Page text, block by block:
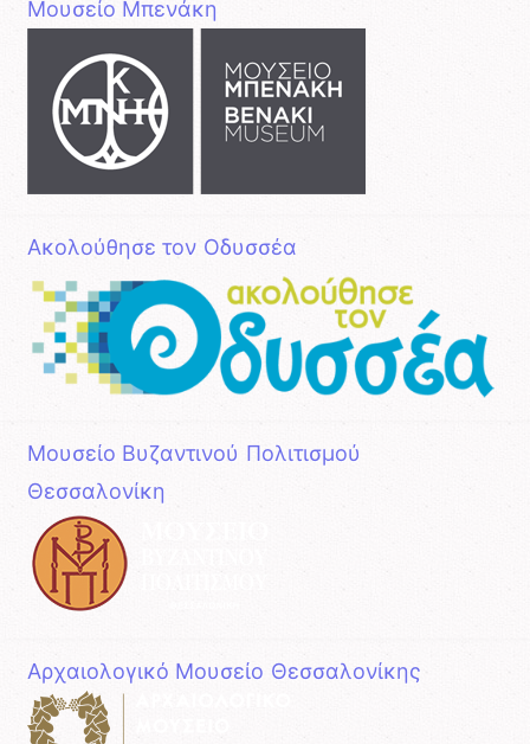
Μουσείο Μπενάκη
Ακολούθησε τον Οδυσσέα
Μουσείο Βυζαντινού Πολιτισμού
Θεσσαλονίκη
Αρχαιολογικό Μουσείο Θεσσαλονίκης